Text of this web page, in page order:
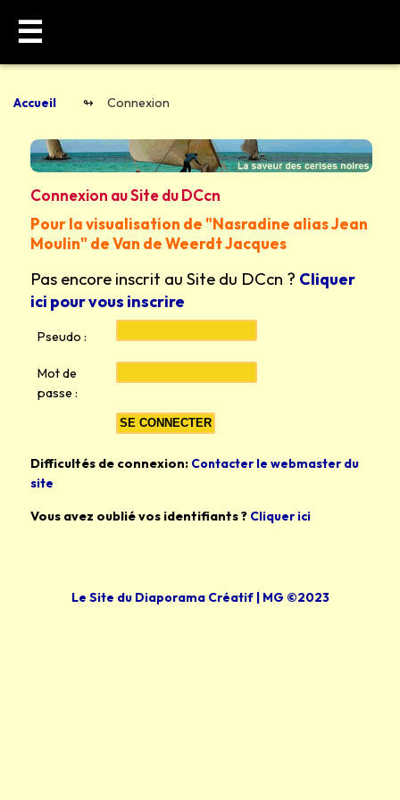
Accueil Connexion
☰
Connexion au Site du DCcn
Pour la visualisation de "Nasradine alias Jean
Moulin" de Van de Weerdt Jacques
Pas encore inscrit au Site du DCcn ? Cliquer
ici pour vous inscrire
Pseudo :
Mot de
passe :
Difficultés de connexion: Contacter le webmaster du
site
Vous avez oublié vos identifiants ? Cliquer ici
Le Site du Diaporama Créatif | MG ©2023